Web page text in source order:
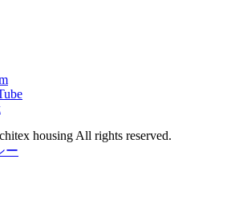
housing All rights reserved.
ー